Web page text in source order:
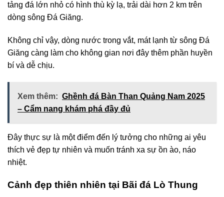
tảng đá lớn nhỏ có hình thù kỳ lạ, trải dài hơn 2 km trên
dòng sông Đá Giăng.
Không chỉ vậy, dòng nước trong vắt, mát lạnh từ sông Đá
Giăng càng làm cho không gian nơi đây thêm phần huyền
bí và dễ chịu.
Xem thêm: Ghềnh đá Bàn Than Quảng Nam 2025
– Cẩm nang khám phá đầy đủ
Đây thực sự là một điểm đến lý tưởng cho những ai yêu
thích vẻ đẹp tự nhiên và muốn tránh xa sự ồn ào, náo
nhiệt.
Cảnh đẹp thiên nhiên tại Bãi đá Lò Thung